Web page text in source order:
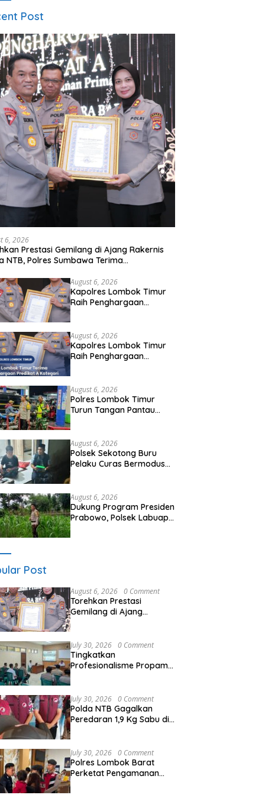
Post
6, 2026
Prestasi Gemilang di Ajang Rakernis
NTB, Polres Sumbawa Terima
August 6, 2026
Kapolres Lombok Timur
Raih Penghargaan
August 6, 2026
Kapolres Lombok Timur
Raih Penghargaan
August 6, 2026
Polres Lombok Timur
Turun Tangan Pantau
August 6, 2026
Polsek Sekotong Buru
Pelaku Curas Bermodus
Dipastikan Hoaks
August 6, 2026
Dukung Program Presiden
Prabowo, Polsek Labuapi
Post
August 6, 2026 0 Comment
Torehkan Prestasi
Gemilang di Ajang
Penghargaan Pelayanan
Prima Kapolri
July 30, 2026 0 Comment
Tingkatkan
Profesionalisme Propam
Profesi POLRI
July 30, 2026 0 Comment
Polda NTB Gagalkan
Peredaran 1,9 Kg Sabu di
July 30, 2026 0 Comment
Polres Lombok Barat
Perketat Pengamanan